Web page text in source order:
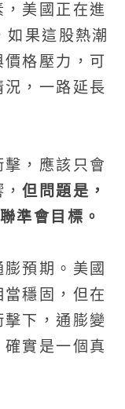
美國正在進
果這股熱潮
格壓力，可
，一路延長
，應該只會
，但問題是，
準會目標。
預期。美國
穩固，但在
下，通膨變
實是一個真